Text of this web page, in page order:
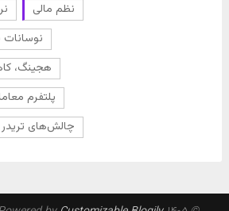
نظم مالی
نوسانات
هجینگ،
پلتفرم
چالش‌های تریدر